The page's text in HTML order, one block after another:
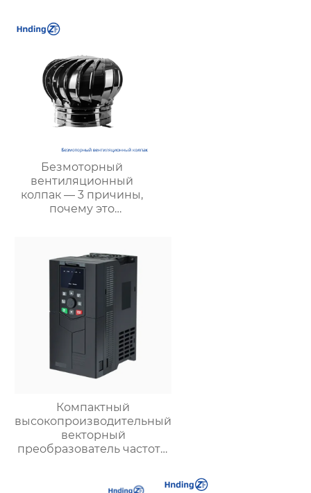
| Купить с доставкой
Безмоторный
вентиляционный
колпак — 3 причины,
почему это
является лучшим
выбором для
повышения
эффективности
вентиляции
Компактный
высокопроизводительный
векторный
преобразователь частоты